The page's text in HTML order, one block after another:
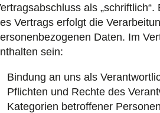
als
Vertrags erfolgt die
Daten. Im
sein:
Bindung an uns als
Pflichten und Rechte des
Kategorien betroffener Personen